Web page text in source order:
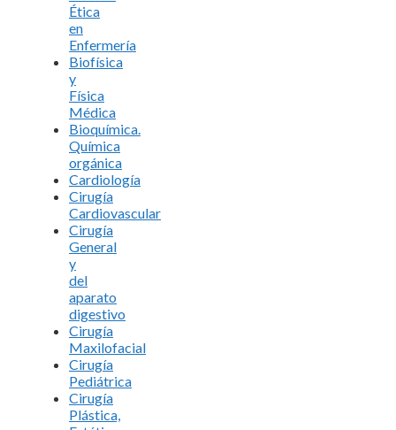
Ética
en
Enfermería
Biofísica
y
Física
Médica
Bioquímica.
Química
orgánica
Cardiología
Cirugía
Cardiovascular
Cirugía
General
y
del
aparato
digestivo
Cirugía
Maxilofacial
Cirugía
Pediátrica
Cirugía
Plástica,